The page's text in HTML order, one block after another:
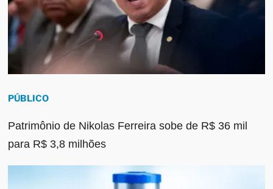
PÚBLICO
Patrimônio de Nikolas Ferreira sobe de R$ 36 mil
para R$ 3,8 milhões